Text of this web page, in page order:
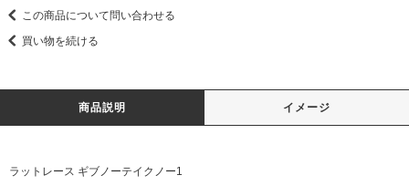
この商品について問い合わせる
買い物を続ける
商品説明 イメージ
ラットレース ギブノーテイクノー1